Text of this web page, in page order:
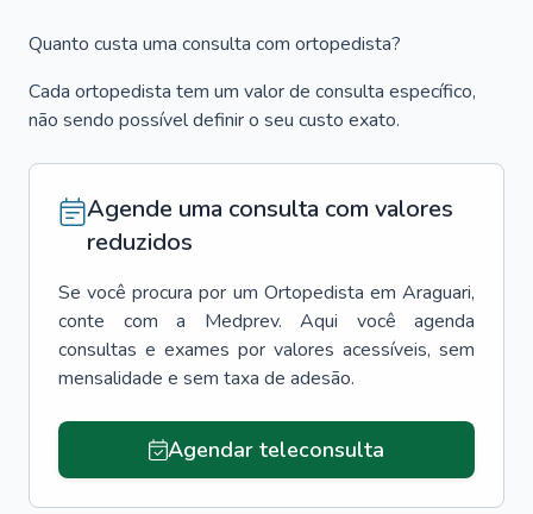
Quanto custa uma consulta com ortopedista?
Cada ortopedista tem um valor de consulta específico,
não sendo possível definir o seu custo exato.
Agende uma consulta com valores
reduzidos
Se você procura por um Ortopedista em Araguari,
conte com a Medprev. Aqui você agenda
consultas e exames por valores acessíveis, sem
mensalidade e sem taxa de adesão.
Agendar teleconsulta